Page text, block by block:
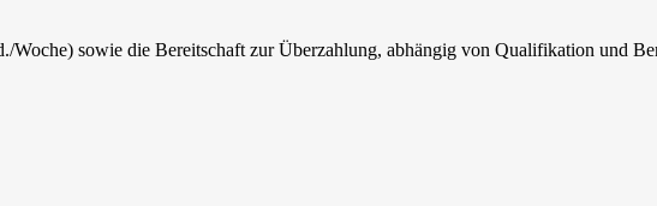
Woche) sowie die Bereitschaft zur Überzahlung, abhängig von Qualifikation und